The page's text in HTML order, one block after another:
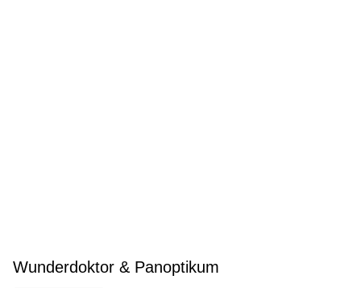
Wunderdoktor & Panoptikum